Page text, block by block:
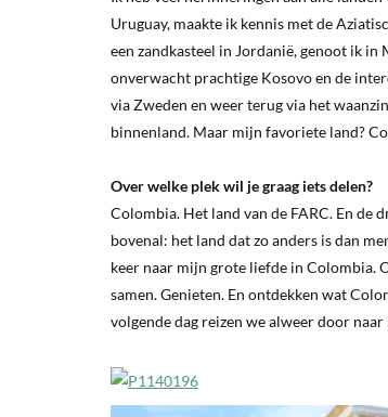
Uruguay, maakte ik kennis met de
een zandkasteel in Jordanië, genoot ik
onverwacht prachtige Kosovo en de
via Zweden en weer terug via het
binnenland. Maar mijn favoriete land?
Over welke plek wil je graag iets delen?
Colombia. Het land van de FARC. En de
bovenal: het land dat zo anders is dan
keer naar mijn grote liefde in Colombia.
samen. Genieten. En ontdekken wat
volgende dag reizen we alweer door